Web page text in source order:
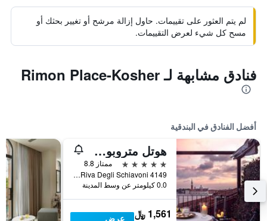
لم يتم العثور على تقييمات. حاول إزالة مرشح أو تغيير بحثك أو
مسح كل شيء لعرض التقييمات.
فنادق مشابهة لـ Rimon Place-Kosher
أفضل الفنادق في البندقية
هوتل متروبول فينيتسيا
5 نجوم
ممتاز 8.8
Riva Degli Schiavoni 4149, البندقية, فينيتو, إيطاليا
0.0 كيلومتر عن وسط المدينة
1,561 ﷼ عرض